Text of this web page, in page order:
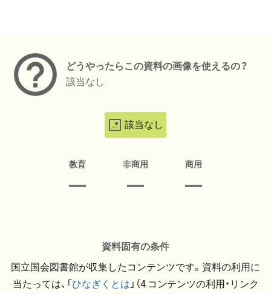
どうやったらこの資料の画像を使えるの？
該当なし
該当なし
教育 非商用 商用
資料固有の条件
国立国会図書館が収集したコンテンツです。資料の利用に
当たっては、「ひなぎくとは 」（4.コンテンツの利用・リンク